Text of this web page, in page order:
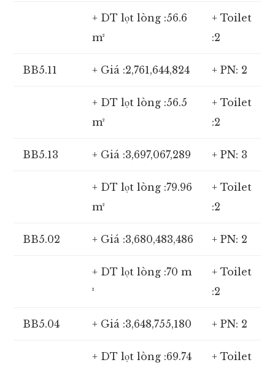
+ DT lọt lòng :56.6
m²
+ Toilet
:2
BB5.11 + Giá :2,761,644,824 + PN: 2
+ DT lọt lòng :56.5
m²
+ Toilet
:2
BB5.13 + Giá :3,697,067,289 + PN: 3
+ DT lọt lòng :79.96
m²
+ Toilet
:2
BB5.02 + Giá :3,680,483,486 + PN: 2
+ DT lọt lòng :70 m
²
+ Toilet
:2
BB5.04 + Giá :3,648,755,180 + PN: 2
+ DT lọt lòng :69.74 + Toilet